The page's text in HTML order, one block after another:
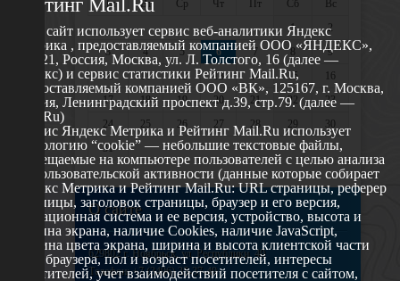
Пн
Вт Ср Чт Пт Сб
Вс
1
2
3
4 5 6 7 8
9
10
11 12 13 14 15
16
17
18 19 20 21 22
23
24
25 26 27 28 29
30
31
О сайте
629802 г. Ноябрьск, ул. Республики, 49
Телефон: +7 (3496) 35-37-49
Рейтинг Mail.Ru
Этот сайт использует сервис веб-аналитики Яндекс
Метрика , предоставляемый компанией ООО «ЯНДЕКС»,
119021, Россия, Москва, ул. Л. Толстого, 16 (далее —
Яндекс) и сервис статистики Рейтинг Mail.Ru,
предоставляемый компанией ООО «ВК», 125167, г. Москва,
Россия, Ленинградский проспект д.39, стр.79. (далее —
Mail.Ru)
Сервис Яндекс Метрика и Рейтинг Mail.Ru использует
технологию “cookie” — небольшие текстовые файлы,
размещаемые на компьютере пользователей с целью анализа
их пользовательской активности (данные которые собирает
Яндекс Метрика и Рейтинг Mail.Ru: URL страницы, реферер
страницы, заголовок страницы, браузер и его версия,
операционная система и ее версия, устройство, высота и
ширина экрана, наличие Cookies, наличие JavaScript,
глубина цвета экрана, ширина и высота клиентской части
окна браузера, пол и возраст посетителей, интересы
посетителей, учет взаимодействий посетителя с сайтом,